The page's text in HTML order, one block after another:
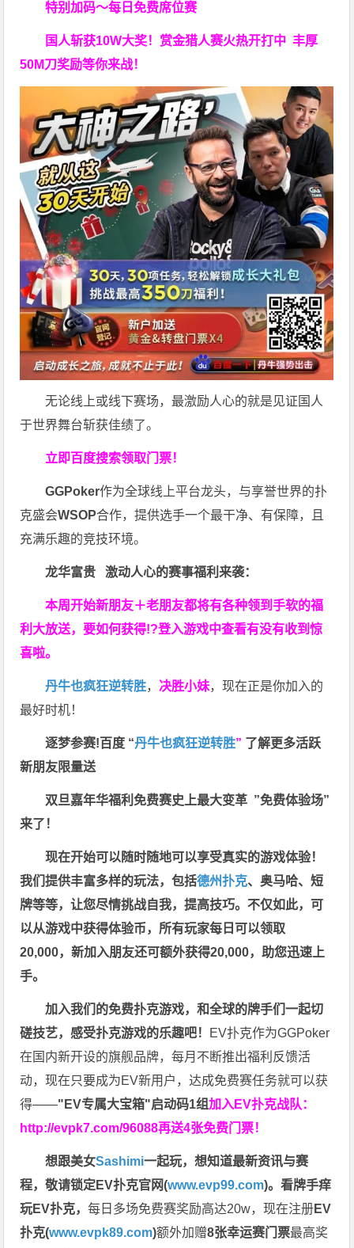
特别加码～每日免费席位赛
国人斩获10W大奖！ 赏金猎人赛火热开打中 丰厚
50M刀奖励等你来战！
无论线上或线下赛场，最激励人心的就是见证国人
于世界舞台斩获佳绩了。
立即百度搜索领取门票！
GGPoker作为全球线上平台龙头，与享誉世界的扑
克盛会WSOP合作，提供选手一个最干净、有保障，且
充满乐趣的竞技环境。
龙华富贵 激动人心的赛事福利来袭：
本周开始新朋友＋老朋友都将有各种领到手软的福
利大放送，要如何获得!?登入游戏中查看有没有收到惊
喜啦。
丹牛也疯狂逆转胜， 决胜小妹，现在正是你加入的
最好时机！
逐梦参赛!百度 “丹牛也疯狂逆转胜” 了解更多活跃
新朋友限量送
双旦嘉年华福利免费赛史上最大变革 ”免费体验场”
来了！
现在开始可以随时随地可以享受真实的游戏体验！
我们提供丰富多样的玩法，包括德州扑克、奥马哈、短
牌等等，让您尽情挑战自我，提高技巧。不仅如此， 可
以从游戏中获得体验币，所有玩家每日可以领取
20,000，新加入朋友还可额外获得20,000，助您迅速上
手。
加入我们的免费扑克游戏，和全球的牌手们一起切
磋技艺，感受扑克游戏的乐趣吧！ EV扑克作为GGPoker
在国内新开设的旗舰品牌，每月不断推出福利反馈活
动，现在只要成为EV新用户，达成免费赛任务就可以获
得——"EV专属大宝箱"启动码1组加入EV扑克战队：
http://evpk7.com/96088再送4张免费门票！
想跟美女Sashimi一起玩，想知道最新资讯与赛
程，敬请锁定EV扑克官网(www.evp99.com)。看牌手痒
玩EV扑克，每日多场免费赛奖励高达20w，现在注册EV
扑克(www.evpk89.com)额外加赠8张幸运赛门票最高奖